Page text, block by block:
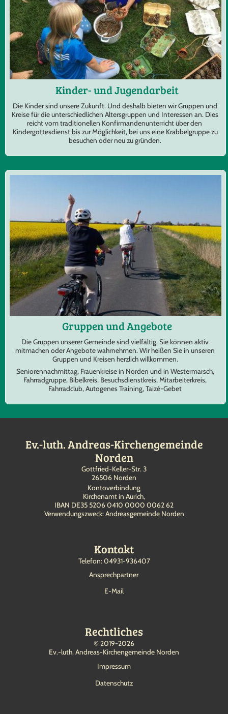
Kinder- und Jugendarbeit
Die Kinder sind unsere Zukunft. Und deshalb bieten wir Gruppen und
Kreise für die unterschiedlichen Altersgruppen und Interessen an. Dies
reicht vom traditionellen Konfirmandenunterricht über den
Kindergottesdienst bis zur Möglichkeit, bei uns eine Krabbelgruppe zu
besuchen oder neu zu gründen.
Gruppen und Angebote
Die Gruppen unserer Gemeinde sind vielfältig. Sie können aktiv
mitmachen oder Angebote wahrnehmen. Wir heißen Sie in unseren
Gruppen und Kreisen herzlich willkommen.
Seniorennachmittag, Frauenkreise in Norden und in Westermarsch,
Fahrradgruppe, Bibelkreis, Besuchsdienstkreis, Mitarbeiterkreis,
Fahrradclub, Autogenes Training, Taizé-Gebet
Ev.-luth. Andreas-Kirchengemeinde
Norden
Gottfried-Keller-Str. 3
26506 Norden
Kontoverbindung
Kirchenamt in Aurich,
IBAN DE35 5206 0410 0000 0062 62
Verwendungszweck: Andreasgemeinde Norden
Kontakt
Telefon: 04931-936407
Ansprechpartner
E-Mail
Rechtliches
©2019-2026
Ev.-luth. Andreas-Kirchengemeinde Norden
Impressum
Datenschutz